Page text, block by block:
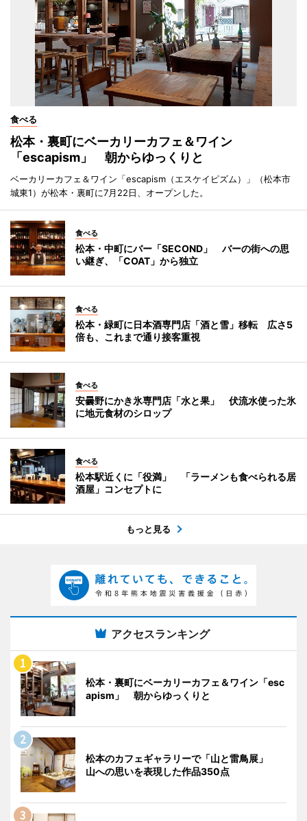
食べる
松本・裏町にベーカリーカフェ＆ワイン
「escapism」 朝からゆっくりと
ベーカリーカフェ＆ワイン「escapism（エスケイピズム）」（松本市
城東1）が松本・裏町に7月22日、オープンした。
食べる
松本・中町にバー「SECOND」 バーの街への思
い継ぎ、「COAT」から独立
食べる
松本・緑町に日本酒専門店「酒と雪」移転 広さ5
倍も、これまで通り接客重視
食べる
安曇野にかき氷専門店「水と果」 伏流水使った氷
に地元食材のシロップ
食べる
松本駅近くに「役満」 「ラーメンも食べられる居
酒屋」コンセプトに
もっと見る
アクセスランキング
松本・裏町にベーカリーカフェ＆ワイン「esc
apism」 朝からゆっくりと
松本のカフェギャラリーで「山と雷鳥展」
山への思いを表現した作品350点